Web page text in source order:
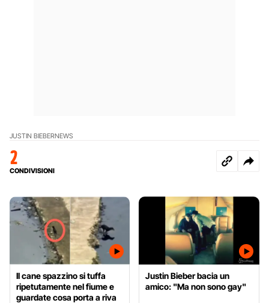
JUSTIN BIEBERNEWS
2
CONDIVISIONI
Il cane spazzino si tuffa
ripetutamente nel fiume e
guardate cosa porta a riva
Justin Bieber bacia un
amico: "Ma non sono gay"